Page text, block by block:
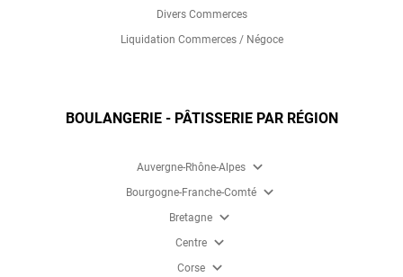
Divers Commerces
Liquidation Commerces / Négoce
BOULANGERIE - PÂTISSERIE PAR RÉGION
Auvergne-Rhône-Alpes expand_more
Bourgogne-Franche-Comté expand_more
Bretagne expand_more
Centre expand_more
Corse expand_more